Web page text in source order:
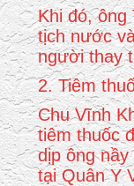
Khi đó, ông
tịch nước
người thay
2. Tiêm
Chu Vĩnh
tiêm thuốc
dịp ông
tại Quân Y